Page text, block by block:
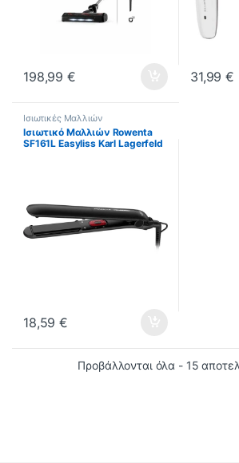
198,99€ 31,99€
Ισιωτικές Μαλλιών
Ισιωτικό Μαλλιών Rowenta
SF161L Easyliss Karl Lagerfeld
18,59€
Προβάλλονται όλα - 15